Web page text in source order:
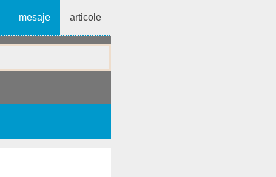
mesaje articole